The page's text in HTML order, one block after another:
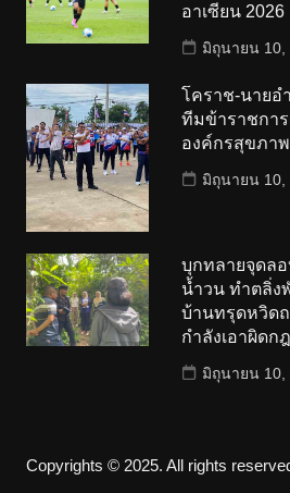
อาเซียน 2026
มิถุนายน 10,
โคราช-นายอ
ทีมข้าราชการ
องค์กรสุขภา
มิถุนายน 10,
บุกทลายจุดล
น้ำวน ทำตลิ่ง
บ้านทรุดหวิด
กำลังเอาผิดก
มิถุนายน 10,
Copyrights © 2025. All rights